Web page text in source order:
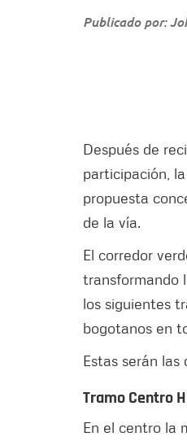
Publicado por:
Después de
participación,
propuesta
de la vía.
El corredor
transformando
los siguientes
bogotanos en
Estas serán
Tramo Centro
En el centro la